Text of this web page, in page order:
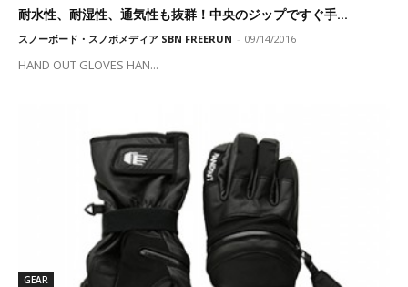
耐水性、耐湿性、通気性も抜群！中央のジップですぐ手...
スノーボード・スノボメディア SBN FREERUN - 09/14/2016
HAND OUT GLOVES HAN...
GEAR